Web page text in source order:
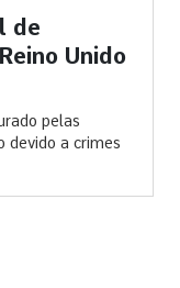
de
Unido
pelas
devido a crimes